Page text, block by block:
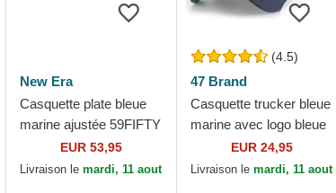
New Era
Casquette plate bleue
marine ajustée 59FIFTY
World Series 2009 Side
Patch New York
EUR 53,95
Livraison lemardi, 11 aout
(4.5)
47 Brand
Casquette trucker bleue
marine avec logo bleue
marine New York
Yankees MLB MVP
EUR 24,95
Livraison lemardi, 11 aout